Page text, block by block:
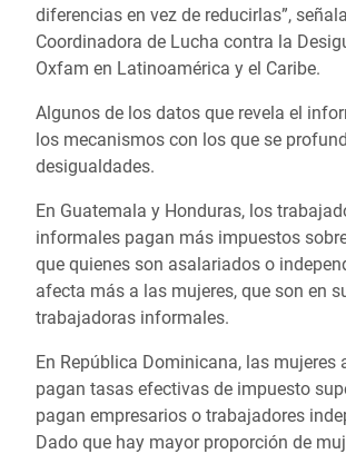
diferencias en vez de reducirlas”,
Coordinadora de Lucha contra la
Oxfam en Latinoamérica y el Caribe.
Algunos de los datos que revela el
los mecanismos con los que se
desigualdades.
En Guatemala y Honduras, los
informales pagan más impuestos
que quienes son asalariados o
afecta más a las mujeres, que son en
trabajadoras informales.
En República Dominicana, las mujeres
pagan tasas efectivas de impuesto
pagan empresarios o trabajadores
Dado que hay mayor proporción de